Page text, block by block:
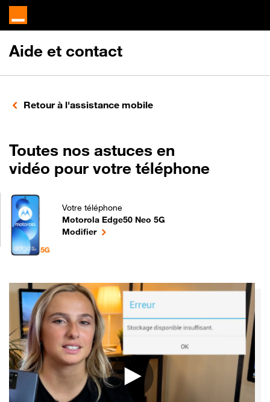
Aide et contact
Retour à l'assistance mobile
Toutes nos astuces en
vidéo pour votre téléphone
Votre téléphone
Motorola Edge50 Neo 5G
Toutes nos astuces en vidéo pour votre
Modifierle téléphone sélectionné